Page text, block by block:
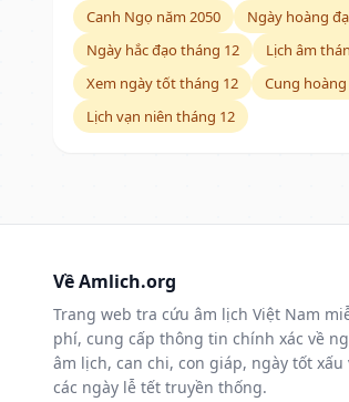
Canh Ngọ năm 2050
Ngày hoàng
Ngày hắc đạo tháng 12
Lịch âm
Xem ngày tốt tháng 12
Cung
Lịch vạn niên tháng 12
Về Amlich.org
Trang web tra cứu âm lịch Việt Nam
phí, cung cấp thông tin chính xác về
âm lịch, can chi, con giáp, ngày tốt xấu
các ngày lễ tết truyền thống.